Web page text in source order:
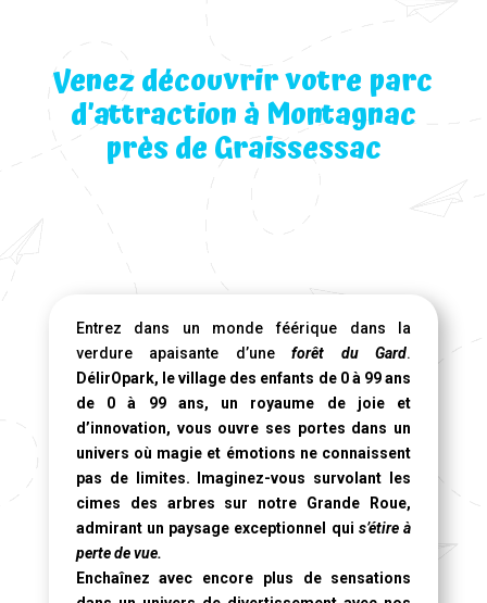
Venez découvrir votre parc
d’attraction à Montagnac
près de Graissessac
Entrez dans un monde féérique dans la
verdure apaisante d’uneforêt du Gard.
DélirOpark, le village des enfants de 0 à 99 ans
de 0 à 99 ans, un royaume de joie et
d’innovation, vous ouvre ses portes dans un
univers où magie et émotions ne connaissent
pas de limites. Imaginez-vous survolant les
cimes des arbres sur notre Grande Roue,
admirant un paysage exceptionnel qui s’étire à
perte de vue.
Enchaînez avec encore plus de sensations